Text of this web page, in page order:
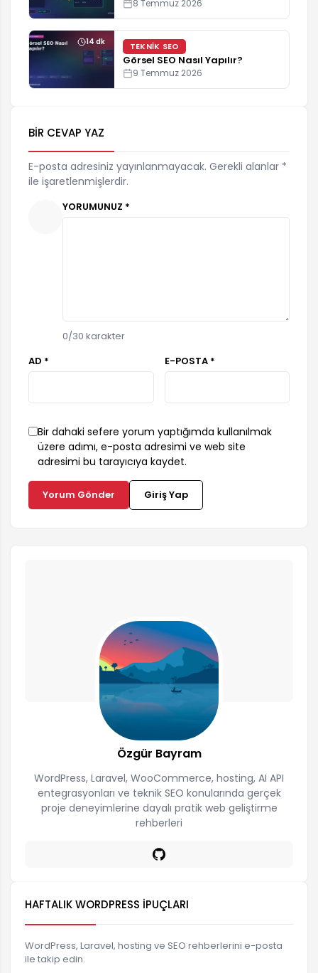
8 Temmuz 2026
14 dk TEKNIK SEO
Görsel SEO Nasıl Yapılır?
9 Temmuz 2026
BIR CEVAP YAZ
E-posta adresiniz yayınlanmayacak. Gerekli alanlar *
ile işaretlenmişlerdir.
YORUMUNUZ *
0/30 karakter
AD *
E-POSTA *
Bir dahaki sefere yorum yaptığımda kullanılmak
üzere adımı, e-posta adresimi ve web site
adresimi bu tarayıcıya kaydet.
Yorum Gönder Giriş Yap
Özgür Bayram
WordPress, Laravel, WooCommerce, hosting, AI API
entegrasyonları ve teknik SEO konularında gerçek
proje deneyimlerine dayalı pratik web geliştirme
rehberleri
HAFTALIK WORDPRESS İPUÇLARI
WordPress, Laravel, hosting ve SEO rehberlerini e-posta
ile takip edin.